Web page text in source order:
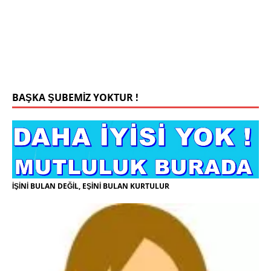
BAŞKA ŞUBEMİZ YOKTUR !
İŞİNİ BULAN DEĞİL, EŞİNİ BULAN KURTULUR